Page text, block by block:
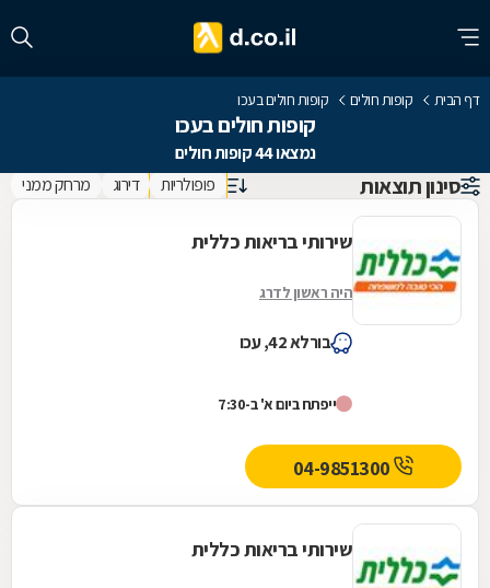
דף הבית קופות חולים קופות חולים בעכו
קופות חולים בעכו
נמצאו 44 קופות חולים
סינון תוצאות פופולריות דירוג מרחק ממני
שירותי בריאות כללית
היה ראשון לדרג
בורלא 42, עכו
ייפתח ביום א' ב-7:30
04-9851300
שירותי בריאות כללית